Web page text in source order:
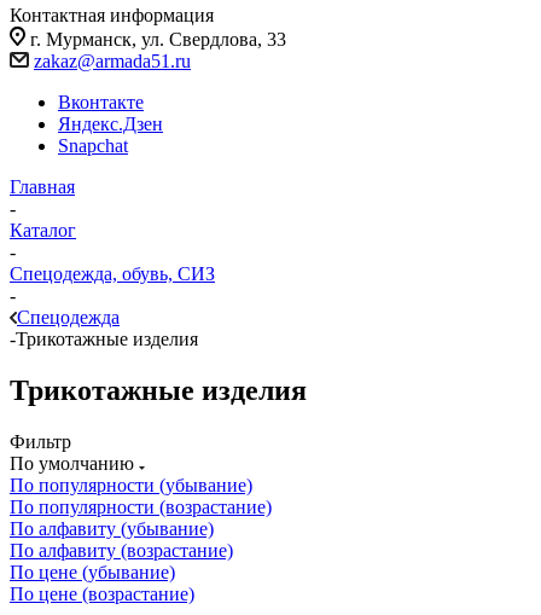
Контактная информация
г. Мурманск, ул. Свердлова, 33
zakaz@armada51.ru
Вконтакте
Яндекс.Дзен
Snapchat
Главная
-
Каталог
-
Спецодежда, обувь, СИЗ
-
Спецодежда
-Трикотажные изделия
Трикотажные изделия
Фильтр
По умолчанию
По популярности (убывание)
По популярности (возрастание)
По алфавиту (убывание)
По алфавиту (возрастание)
По цене (убывание)
По цене (возрастание)